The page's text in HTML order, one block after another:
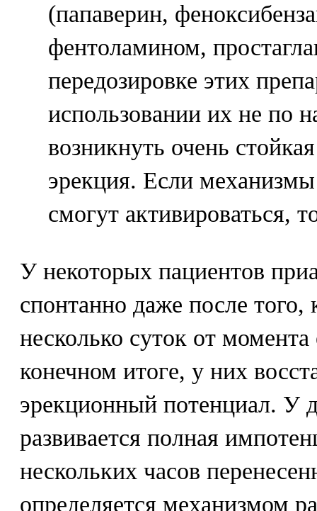
(папаверин,
фентоламином,
передозировке этих
использовании их не по
возникнуть очень
эрекция. Если
смогут активироваться,
У некоторых пациентов
спонтанно даже после
несколько суток от
конечном итоге, у них
эрекционный потенциал. У
развивается полная
нескольких часов
определяется механизмом